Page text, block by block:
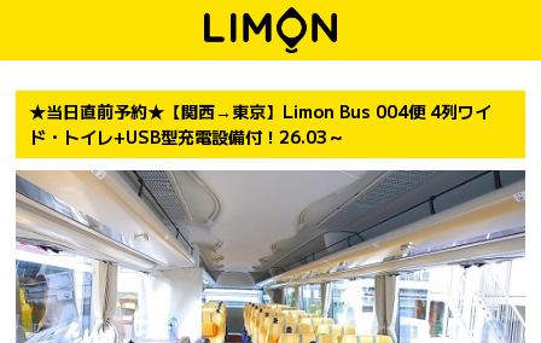
★当日直前予約★【関西→東京】Limon Bus 004便 4列ワイ
ド・トイレ+USB型充電設備付！26.03～